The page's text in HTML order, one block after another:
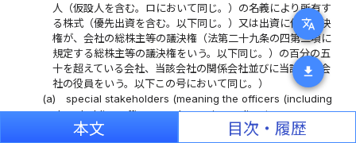
translate
download
人（仮設人を含む。ロにおいて同じ。）の名義により所有す
る株式（優先出資を含む。以下同じ。）又は出資に係る議決
権が、会社の総株主等の議決権（法第二十九条の四第二項に
規定する総株主等の議決権をいう。以下同じ。）の百分の五
十を超えている会社、当該会社の関係会社並びに当該関係会
社の役員をいう。以下この号において同じ。）
(a)
special stakeholders (meaning the officers (including
shareholding officers and meaning a director,
accounting advisor (when an accounting advisor is a
本文 目次・履歴